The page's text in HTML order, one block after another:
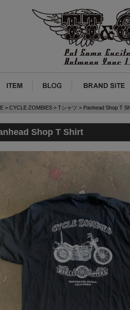
CYCLE ZOMBIES Tシャツ Panhead Shop T
Shop T Shirt